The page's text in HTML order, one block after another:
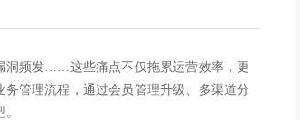
洞频发……这些痛点不仅拖累运营效率，更
管理流程，通过会员管理升级、多渠道分